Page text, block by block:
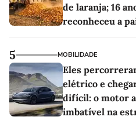
de laranja; 16
reconheceu a
5 MOBILIDADE
Eles
elétrico e
difícil: o motor
imbatível na